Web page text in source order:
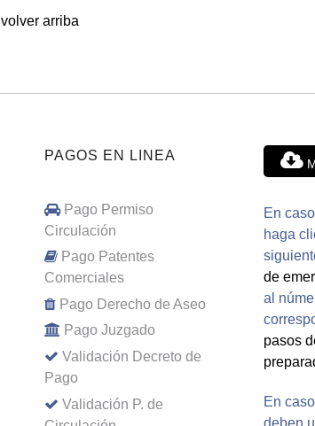
volver arriba
PAGOS EN LINEA
Pago Permiso
Circulación
Pago Patentes
Comerciales
Pago Derecho de Aseo
Pago Juzgado
Validación Decreto de
Pago
Validación P. de
En
haga
de
al
pasos
En
deben